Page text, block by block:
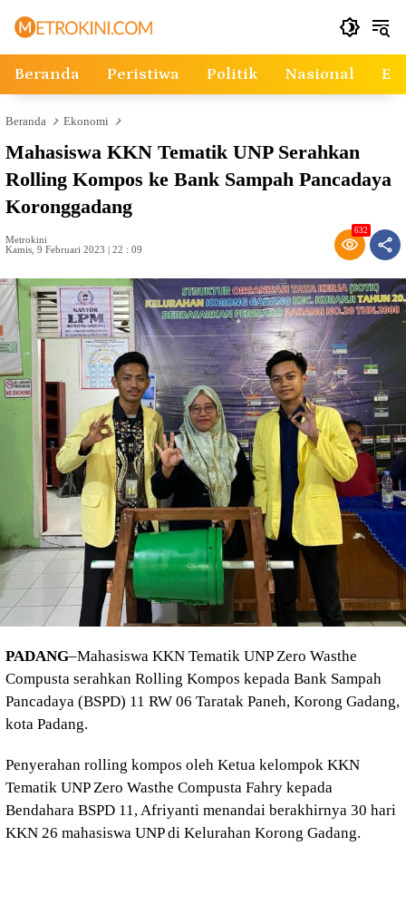
Beranda Peristiwa Politik Nasional
Beranda Ekonomi
Mahasiswa KKN Tematik UNP Serahkan
Rolling Kompos ke Bank Sampah Pancadaya
Koronggadang
Metrokini
Kamis, 9 Februari 2023 | 22 : 09
632
PADANG–Mahasiswa KKN Tematik UNP Zero Wasthe
Compusta serahkan Rolling Kompos kepada Bank Sampah
Pancadaya (BSPD) 11 RW 06 Taratak Paneh, Korong Gadang,
kota Padang.
Penyerahan rolling kompos oleh Ketua kelompok KKN
Tematik UNP Zero Wasthe Compusta Fahry kepada
Bendahara BSPD 11, Afriyanti menandai berakhirnya 30 hari
KKN 26 mahasiswa UNP di Kelurahan Korong Gadang.